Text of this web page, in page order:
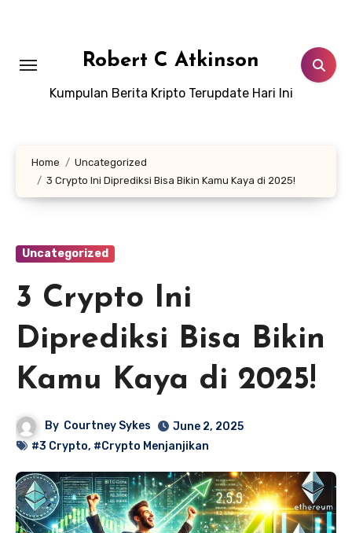
Robert C Atkinson
Kumpulan Berita Kripto Terupdate Hari Ini
Home
Uncategorized
3 Crypto Ini Diprediksi Bisa Bikin Kamu Kaya di 2025!
Uncategorized
3 Crypto Ini
Diprediksi Bisa Bikin
Kamu Kaya di 2025!
By Courtney Sykes
June 2, 2025
#3 Crypto, #Crypto Menjanjikan